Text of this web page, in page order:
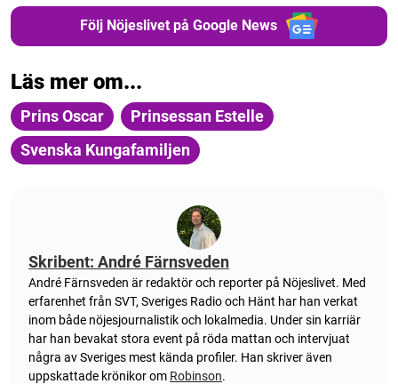
Följ Nöjeslivet på Google News
Läs mer om...
Prins Oscar
Prinsessan Estelle
Svenska Kungafamiljen
Skribent: André Färnsveden
André Färnsveden är redaktör och reporter på Nöjeslivet. Med
erfarenhet från SVT, Sveriges Radio och Hänt har han verkat
inom både nöjesjournalistik och lokalmedia. Under sin karriär
har han bevakat stora event på röda mattan och intervjuat
några av Sveriges mest kända profiler. Han skriver även
uppskattade krönikor om Robinson.